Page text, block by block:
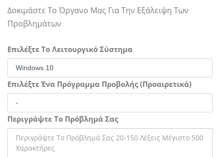
Δοκιμάστε Το Όργανο Μας Για Την Εξάλειψη Των
Προβλημάτων
Επιλέξτε Το Λειτουργικό Σύστημα
Επιλέξτε Ένα Πρόγραμμα Προβολής (Προαιρετικά)
Περιγράψτε Το Πρόβλημά Σας